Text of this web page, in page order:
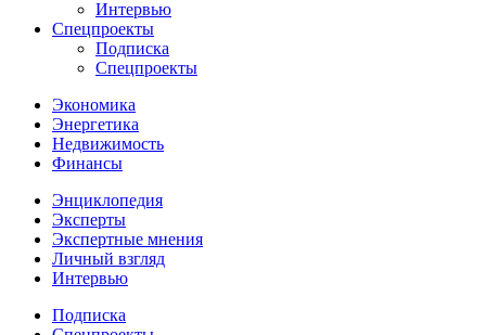
Интервью
Спецпроекты
Подписка
Спецпроекты
Экономика
Энергетика
Недвижимость
Финансы
Энциклопедия
Эксперты
Экспертные мнения
Личный взгляд
Интервью
Подписка